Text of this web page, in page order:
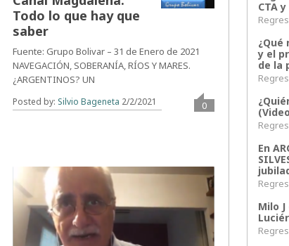
Todo lo que hay que
saber
Fuente: Grupo Bolivar – 31 de Enero de 2021
NAVEGACIÓN, SOBERANÍA, RÍOS Y MARES.
¿ARGENTINOS? UN
Posted by: Silvio Bageneta 2/2/2021 0
CTA
¿Qué
y el
de la
En
Milo